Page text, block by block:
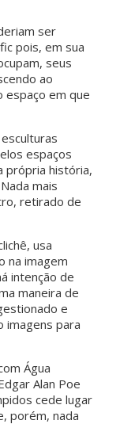
ser
pois, em sua
seus
ao
em que
espaços
própria história,
mais
retirado de
usa
na imagem
intenção de
maneira de
e
imagens para
Água
Alan Poe
cede lugar
porém, nada